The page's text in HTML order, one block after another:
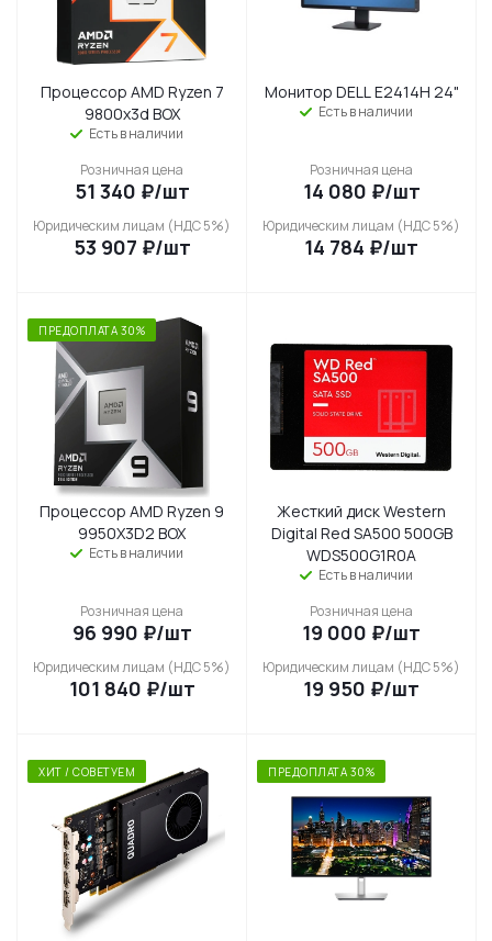
Процессор AMD Ryzen 7
9800x3d BOX
Есть в наличии
Розничная цена
51 340 ₽/шт
Юридическим лицам (НДС 5%)
53 907 ₽/шт
Монитор DELL E2414H 24"
Есть в наличии
Розничная цена
14 080 ₽/шт
Юридическим лицам (НДС 5%)
14 784 ₽/шт
ПРЕДОПЛАТА 30%
Процессор AMD Ryzen 9
9950X3D2 BOX
Есть в наличии
Розничная цена
96 990 ₽/шт
Юридическим лицам (НДС 5%)
101 840 ₽/шт
Жесткий диск Western
Digital Red SA500 500GB
WDS500G1R0A
Есть в наличии
Розничная цена
19 000 ₽/шт
Юридическим лицам (НДС 5%)
19 950 ₽/шт
ХИТ / СОВЕТУЕМ ПРЕДОПЛАТА 30%